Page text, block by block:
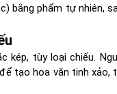
bằng phẩm tự nhiên,
kép, tùy loại chiếu.
tạo hoa văn tinh